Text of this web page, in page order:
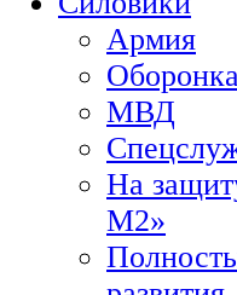
Армия
МВД
На
М2»